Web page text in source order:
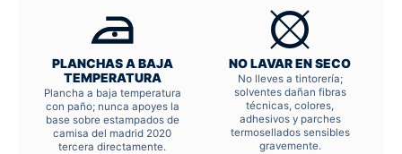
PLANCHAS A BAJA
TEMPERATURA
Plancha a baja temperatura
con paño; nunca apoyes la
base sobre estampados de
camisa del madrid 2020
tercera directamente.
NO LAVAR EN SECO
No lleves a tintorería;
solventes dañan fibras
técnicas, colores,
adhesivos y parches
termosellados sensibles
gravemente.